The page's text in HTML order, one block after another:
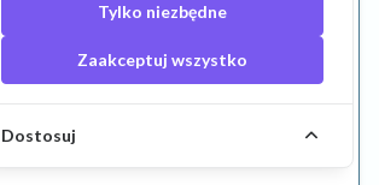
9,84 zł
Tylko niezbędne
Zaakceptuj wszystko
Dostosuj